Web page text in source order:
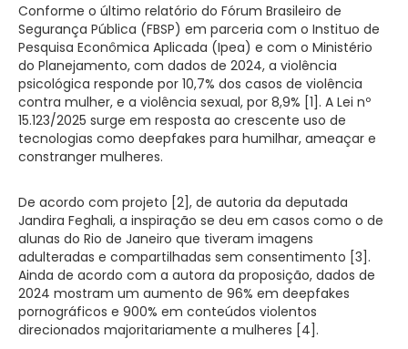
Conforme o último relatório do Fórum Brasileiro de
Segurança Pública (FBSP) em parceria com o Instituo de
Pesquisa Econômica Aplicada (Ipea) e com o Ministério
do Planejamento, com dados de 2024, a violência
psicológica responde por 10,7% dos casos de violência
contra mulher, e a violência sexual, por 8,9% [1]. A Lei nº
15.123/2025 surge em resposta ao crescente uso de
tecnologias como deepfakes para humilhar, ameaçar e
constranger mulheres.
De acordo com projeto [2], de autoria da deputada
Jandira Feghali, a inspiração se deu em casos como o de
alunas do Rio de Janeiro que tiveram imagens
adulteradas e compartilhadas sem consentimento [3].
Ainda de acordo com a autora da proposição, dados de
2024 mostram um aumento de 96% em deepfakes
pornográficos e 900% em conteúdos violentos
direcionados majoritariamente a mulheres [4].